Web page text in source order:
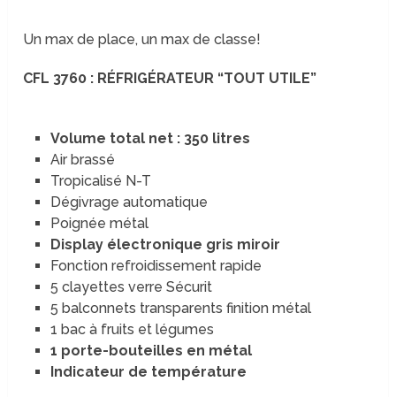
Un max de place, un max de classe!
CFL 3760 : RÉFRIGÉRATEUR “TOUT UTILE”
Volume total net : 350 litres
Air brassé
Tropicalisé N-T
Dégivrage automatique
Poignée métal
Display électronique gris miroir
Fonction refroidissement rapide
5 clayettes verre Sécurit
5 balconnets transparents finition métal
1 bac à fruits et légumes
1 porte-bouteilles en métal
Indicateur de température